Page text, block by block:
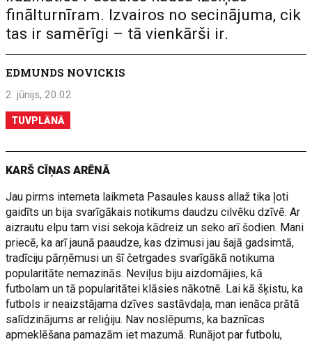
finālturnīram. Izvairos no secinājuma, cik
tas ir samērīgi – tā vienkārši ir.
EDMUNDS NOVICKIS
2. jūnijs, 20:02
TUVPLĀNĀ
KARŠ CĪŅAS ARĒNĀ
Jau pirms interneta laikmeta Pasaules kauss allaž tika ļoti
gaidīts un bija svarīgākais notikums daudzu cilvēku dzīvē. Ar
aizrautu elpu tam visi sekoja kādreiz un seko arī šodien. Mani
priecē, ka arī jaunā paaudze, kas dzimusi jau šajā gadsimtā,
tradīciju pārņēmusi un šī četrgades svarīgākā notikuma
popularitāte nemazinās. Neviļus biju aizdomājies, kā
futbolam un tā popularitātei klāsies nākotnē. Lai kā šķistu, ka
futbols ir neaizstājama dzīves sastāvdaļa, man ienāca prātā
salīdzinājums ar reliģiju. Nav noslēpums, ka baznīcas
apmeklēšana pamazām iet mazumā. Runājot par futbolu,